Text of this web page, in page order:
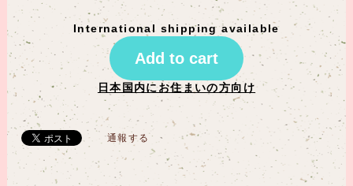
International shipping available
Add to cart
日本国内にお住まいの方向け
通報する